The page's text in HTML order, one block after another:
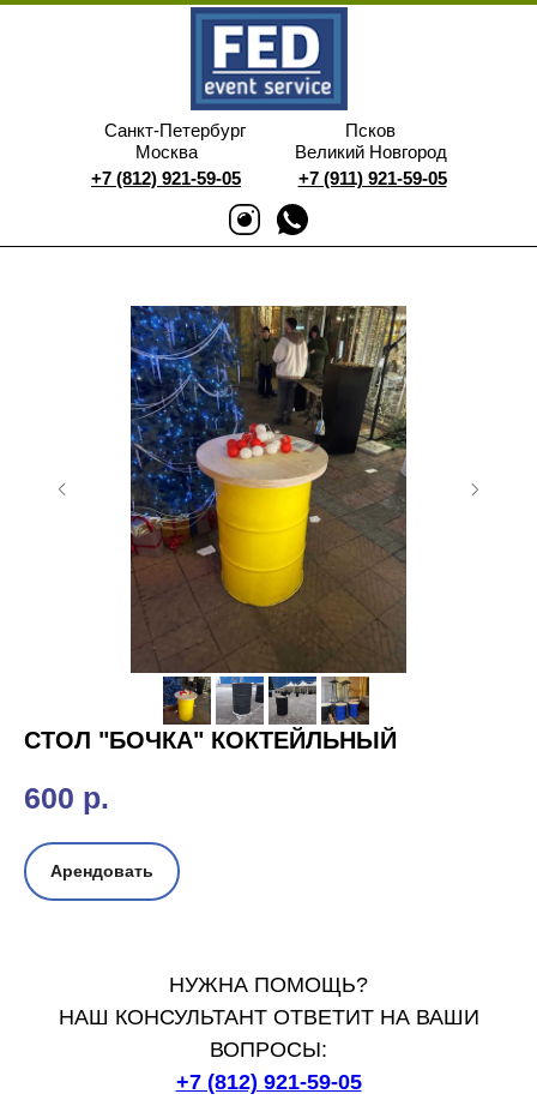
Санкт-Петербург
Москва
+7 (812) 921-59-05
Псков
Великий Новгород
+7 (911) 921-59-05
СТОЛ "БОЧКА" КОКТЕЙЛЬНЫЙ
600 р.
Арендовать
НУЖНА ПОМОЩЬ?
НАШ КОНСУЛЬТАНТ ОТВЕТИТ НА ВАШИ
ВОПРОСЫ:
+7 (812) 921-59-05